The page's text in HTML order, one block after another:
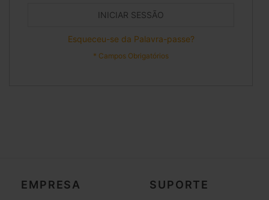
INICIAR SESSÃO
Esqueceu-se da Palavra-passe?
EMPRESA SUPORTE